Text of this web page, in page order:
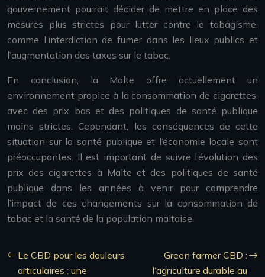
gouvernement pourrait décider de mettre en place des
mesures plus strictes pour lutter contre le tabagisme,
comme l’interdiction de fumer dans les lieux publics et
l’augmentation des taxes sur le tabac.
En conclusion, la Malte offre actuellement un
environnement propice à la consommation de cigarettes,
avec des prix bas et des politiques de santé publique
moins strictes. Cependant, les conséquences de cette
situation sur la santé publique et l’économie locale sont
préoccupantes. Il est important de suivre l’évolution des
prix des cigarettes à Malte et des politiques de santé
publique dans les années à venir pour comprendre
l’impact de ces changements sur la consommation de
tabac et la santé de la population maltaise.
Le CBD pour les douleurs
articulaires : une
Green farmer CBD :
l’agriculture durable au